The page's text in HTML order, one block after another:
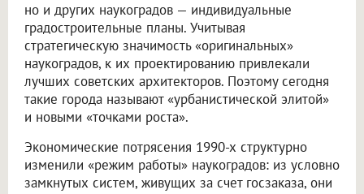
но и других наукоградов — индивидуальные
градостроительные планы. Учитывая
стратегическую значимость «оригинальных»
наукоградов, к их проектированию привлекали
лучших советских архитекторов. Поэтому сегодня
такие города называют «урбанистической элитой»
и новыми «точками роста».
Экономические потрясения 1990-х структурно
изменили «режим работы» наукоградов: из условно
замкнутых систем, живущих за счет госзаказа, они